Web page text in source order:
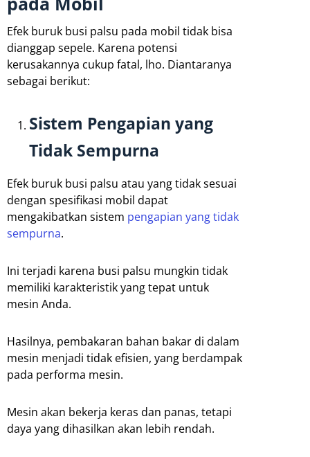
Efek buruk busi palsu pada mobil tidak bisa
dianggap sepele. Karena potensi
kerusakannya cukup fatal, lho. Diantaranya
sebagai berikut:
Sistem Pengapian yang
Tidak Sempurna
Efek buruk busi palsu atau yang tidak sesuai
dengan spesifikasi mobil dapat
mengakibatkan sistem pengapian yang tidak
sempurna.
Ini terjadi karena busi palsu mungkin tidak
memiliki karakteristik yang tepat untuk
mesin Anda.
Hasilnya, pembakaran bahan bakar di dalam
mesin menjadi tidak efisien, yang berdampak
pada performa mesin.
Mesin akan bekerja keras dan panas, tetapi
daya yang dihasilkan akan lebih rendah.